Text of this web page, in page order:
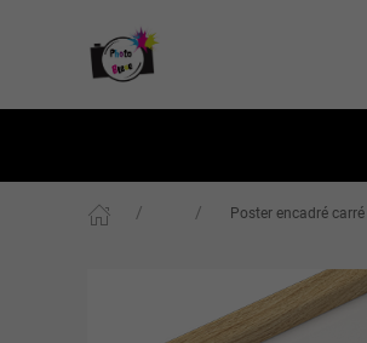
Poster encadré carré